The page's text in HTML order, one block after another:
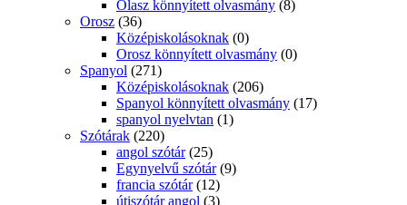
Olasz könnyített olvasmány (8)
Orosz (36)
Középiskolásoknak (0)
Orosz könnyített olvasmány (0)
Spanyol (271)
Középiskolásoknak (206)
Spanyol könnyített olvasmány (17)
spanyol nyelvtan (1)
Szótárak (220)
angol szótár (25)
Egynyelvű szótár (9)
francia szótár (12)
útiszótár angol (3)